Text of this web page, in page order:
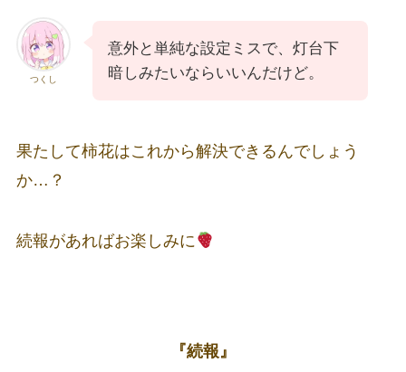
つくし
意外と単純な設定ミスで、灯台下
暗しみたいならいいんだけど。
果たして柿花はこれから解決できるんでしょう
か…？
続報があればお楽しみに
『続報』